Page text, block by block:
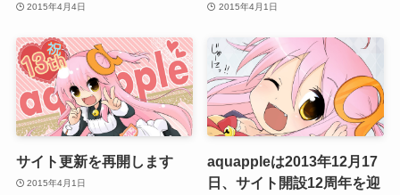
2015年4月4日 2015年4月1日
サイト更新を再開します
2015年4月1日
aquappleは2013年12月17
日、サイト開設12周年を迎